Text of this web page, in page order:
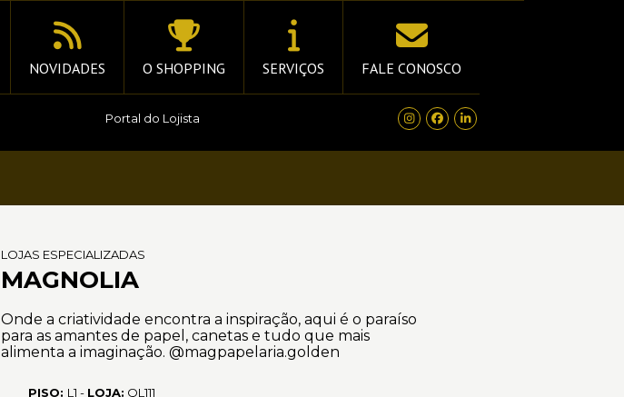
NOVIDADES O SHOPPING SERVIÇOS FALE CONOSCO
Portal do Lojista
LOJAS ESPECIALIZADAS
MAGNOLIA
Onde a criatividade encontra a inspiração, aqui é o paraíso
para as amantes de papel, canetas e tudo que mais
alimenta a imaginação. @magpapelaria.golden
PISO: L1 - LOJA: QL111